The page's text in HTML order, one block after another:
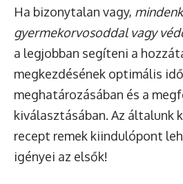
Ha bizonytalan vagy,
gyermekorvosoddal vagy
a legjobban segíteni a
megkezdésének optimális
meghatározásában és a
kiválasztásában. Az általunk
recept remek kiindulópont
igényei az elsők!